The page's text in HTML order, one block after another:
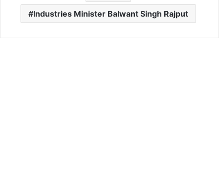
Industries Minister Balwant Singh Rajput